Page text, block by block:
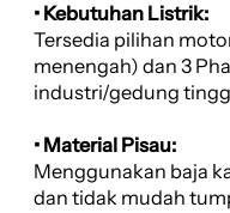
• Kebutuhan Listrik:
Tersedia pilihan
menengah) dan 3
industri/gedung
• Material Pisau:
Menggunakan baja
dan tidak mudah